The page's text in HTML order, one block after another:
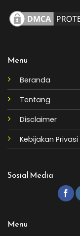
Menu
Beranda
Tentang
Disclaimer
Kebijakan Privasi
Sosial Media
Menu